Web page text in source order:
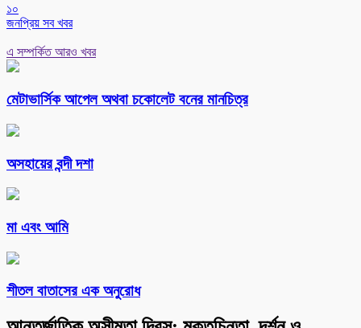
১০
জনপ্রিয় সব খবর
এ সম্পর্কিত আরও খবর
মেটাভার্সিক আপেল অথবা চকোলেট বনের মানচিত্র
অসহায়ের বন্দী দশা
মা এবং আমি
শীতল বাতাসের এক অনুরোধ